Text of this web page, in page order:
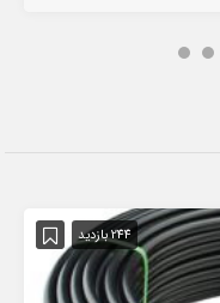
244 بازدید